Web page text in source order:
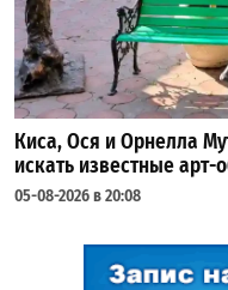
Киса, Ося и Орнелла
искать известные
05-08-2026 в 20:08